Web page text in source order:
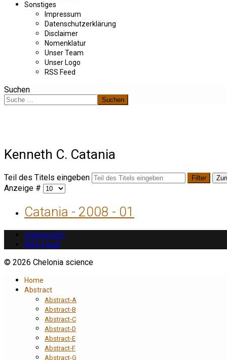
Sonstiges
Impressum
Datenschutzerklärung
Disclaimer
Nomenklatur
Unser Team
Unser Logo
RSS Feed
Suchen
Suchen
Kenneth C. Catania
Teil des Titels eingeben Filter
Anzeige #
Catania - 2008 - 01
Impressum
RSS Feed
© 2026 Chelonia science
Home
Abstract
Abstract-A
Abstract-B
Abstract-C
Abstract-D
Abstract-E
Abstract-F
Abstract-G